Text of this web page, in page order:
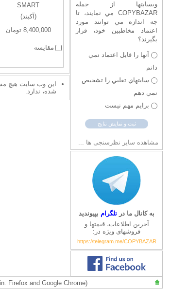
وبسايتها از جمله
COPYBAZAR مي نمايند، تا
چه اندازه مي توانند مورد
اعتماد مخاطبين خود، قرار
بگيرند؟
آنها را قابل اعتماد نمي
دانم
سايتهاي تقلبي را تشخيص
نمي دهم
برايم مهم نيست
مشاهده سایر نظرسنجی ها ...
به کانال ما در تلگرام بپیوندید
آخرین اطلاعات، قیمتها و
فروشهای ویژه در:
https://telegram.me/COPYBAZAR
SMART
(آکبند)
8,400,000 تومان
مقایسه
این وب سایت هیچ
شده، ندارد.
Firefox and Google Chrome)